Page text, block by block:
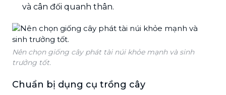
và cân đối quanh thân.
Nên chọn giống cây phát tài núi khỏe mạnh và sinh
trưởng tốt.
Chuẩn bị dụng cụ trồng cây